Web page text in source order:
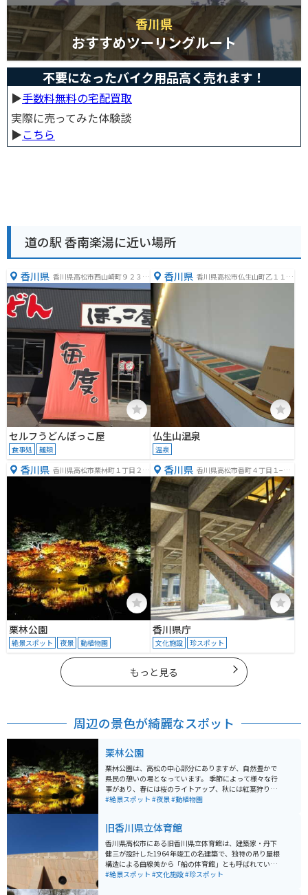
香川県
おすすめツーリングルート
不要になったバイク用品高く売れます！
▶︎手数料無料の宅配買取
実際に売ってみた体験談
▶︎こちら
道の駅 香南楽湯に近い場所
香川県 香川県高松市西山崎町９２３
−１
セルフうどんぼっこ屋
食事処 麺類
香川県 香川県高松市仏生山町乙１１４
仏生山温泉
温泉
香川県 香川県高松市栗林町１丁目２０
栗林公園
絶景スポット 夜景 動植物園
香川県 香川県高松市番町４丁目１−１
０
香川県庁
文化施設 珍スポット
もっと見る
周辺の景色が綺麗なスポット
栗林公園
栗林公園は、高松の中心部分にありますが、自然豊かで
県民の憩いの場となっています。 季節によって様々な行
事があり、春には桜のライトアップ、秋には紅葉狩りな
どができ、季節の移り変わりを楽しむことができます。
#絶景スポット #夜景#動植物園
旧香川県立体育館
香川県高松市にある旧香川県立体育館は、建築家・丹下
健三が設計した1964年竣工の名建築で、独特の吊り屋根
構造による曲線美から「船の体育館」とも呼ばれていま
す。戦後日本のモダニズム建築を代表する作品のひとつ
#絶景スポット #文化施設#珍スポット